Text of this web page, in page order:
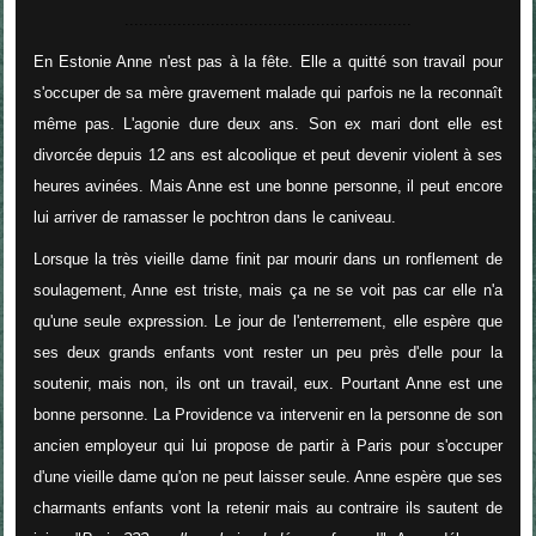
En Estonie Anne n'est pas à la fête. Elle a quitté son travail pour
s'occuper de sa mère gravement malade qui parfois ne la reconnaît
même pas. L'agonie dure deux ans. Son ex mari dont elle est
divorcée depuis 12 ans est alcoolique et peut devenir violent à ses
heures avinées. Mais Anne est une bonne personne, il peut encore
lui arriver de ramasser le pochtron dans le caniveau.
Lorsque la très vieille dame finit par mourir dans un ronflement de
soulagement, Anne est triste, mais ça ne se voit pas car elle n'a
qu'une seule expression. Le jour de l'enterrement, elle espère que
ses deux grands enfants vont rester un peu près d'elle pour la
soutenir, mais non, ils ont un travail, eux. Pourtant Anne est une
bonne personne. La Providence va intervenir en la personne de son
ancien employeur qui lui propose de partir à Paris pour s'occuper
d'une vieille dame qu'on ne peut laisser seule. Anne espère que ses
charmants enfants vont la retenir mais au contraire ils sautent de